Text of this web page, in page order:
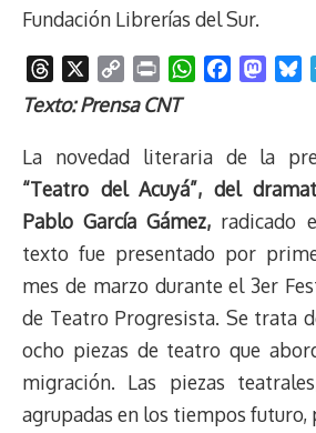
Fundación Librerías del Sur.
h
e
d
s
o
y
L
i
n
k
r
n
W
t
s
A
p
p
e
b
o
o
k
M
t
d
o
n
e
k
y
Texto: Prensa CNT
La novedad literaria de la
“Teatro del Acuyá”, del
Pablo García Gámez, radicado
texto fue presentado por
mes de marzo durante el 3er
de Teatro Progresista. Se trata
ocho piezas de teatro que
migración. Las piezas
agrupadas en los tiempos futuro,